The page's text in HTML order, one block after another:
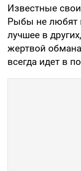
Известные
Рыбы не любят
лучшее в
жертвой
всегда идет в